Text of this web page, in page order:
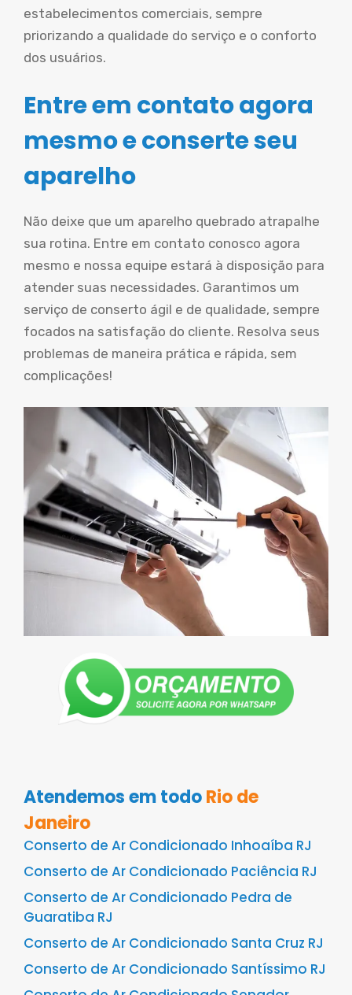
estabelecimentos comerciais, sempre
priorizando a qualidade do serviço e o conforto
dos usuários.
Entre em contato agora
mesmo e conserte seu
aparelho
Não deixe que um aparelho quebrado atrapalhe
sua rotina. Entre em contato conosco agora
mesmo e nossa equipe estará à disposição para
atender suas necessidades. Garantimos um
serviço de conserto ágil e de qualidade, sempre
focados na satisfação do cliente. Resolva seus
problemas de maneira prática e rápida, sem
complicações!
Atendemos em todoRio de
Janeiro
Conserto de Ar Condicionado Inhoaíba RJ
Conserto de Ar Condicionado Paciência RJ
Conserto de Ar Condicionado Pedra de
Guaratiba RJ
Conserto de Ar Condicionado Santa Cruz RJ
Conserto de Ar Condicionado Santíssimo RJ